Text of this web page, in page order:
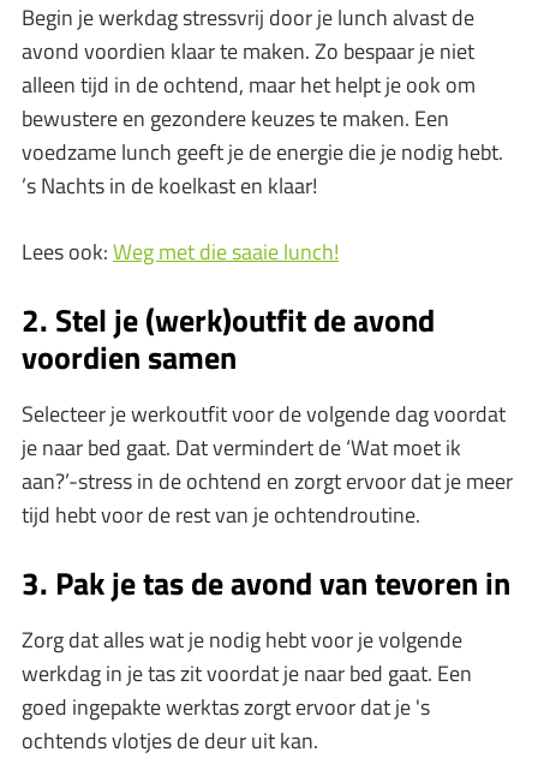
Begin je werkdag stressvrij door je lunch alvast de
avond voordien klaar te maken. Zo bespaar je niet
alleen tijd in de ochtend, maar het helpt je ook om
bewustere en gezondere keuzes te maken. Een
voedzame lunch geeft je de energie die je nodig hebt.
’s Nachts in de koelkast en klaar!
Lees ook:Weg met die saaie lunch!
2. Stel je (werk)outfit de avond
voordien samen
Selecteer je werkoutfit voor de volgende dag voordat
je naar bed gaat. Dat vermindert de ‘Wat moet ik
aan?’-stress in de ochtend en zorgt ervoor dat je meer
tijd hebt voor de rest van je ochtendroutine.
3. Pak je tas de avond van tevoren in
Zorg dat alles wat je nodig hebt voor je volgende
werkdag in je tas zit voordat je naar bed gaat. Een
goed ingepakte werktas zorgt ervoor dat je 's
ochtends vlotjes de deur uit kan.